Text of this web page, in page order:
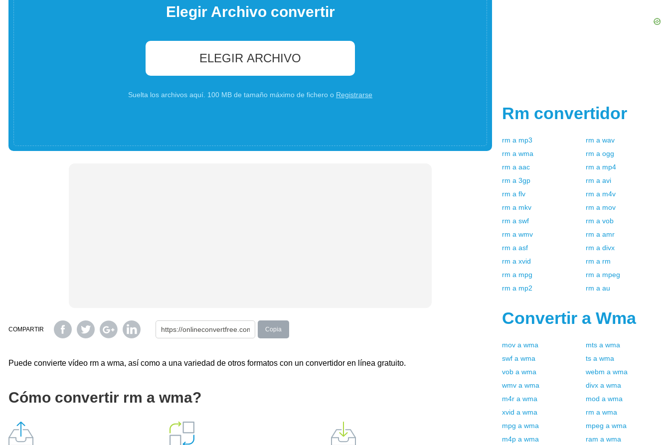
Elegir Archivo convertir
ELEGIR ARCHIVO
Suelta los archivos aquí. 100 MB de tamaño máximo de fichero o Registrarse
COMPARTIR Copia
Puede convierte vídeo rm a wma, así como a una variedad de otros formatos con un convertidor en línea gratuito.
Cómo convertir rm a wma?
Rm convertidor
rm a mp3 rm a wav
rm a wma rm a ogg
rm a aac rm a mp4
rm a 3gp rm a avi
rm a flv rm a m4v
rm a mkv rm a mov
rm a swf rm a vob
rm a wmv rm a amr
rm a asf rm a divx
rm a xvid rm a rm
rm a mpg rm a mpeg
rm a mp2 rm a au
Convertir a Wma
mov a wma mts a wma
swf a wma ts a wma
vob a wma webm a wma
wmv a wma divx a wma
m4r a wma mod a wma
xvid a wma rm a wma
mpg a wma mpeg a wma
m4p a wma ram a wma